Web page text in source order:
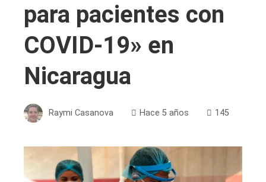
para pacientes con
COVID-19» en
Nicaragua
Raymi Casanova Hace 5 años 145